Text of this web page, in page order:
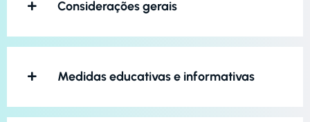
Considerações gerais
Medidas educativas e informativas